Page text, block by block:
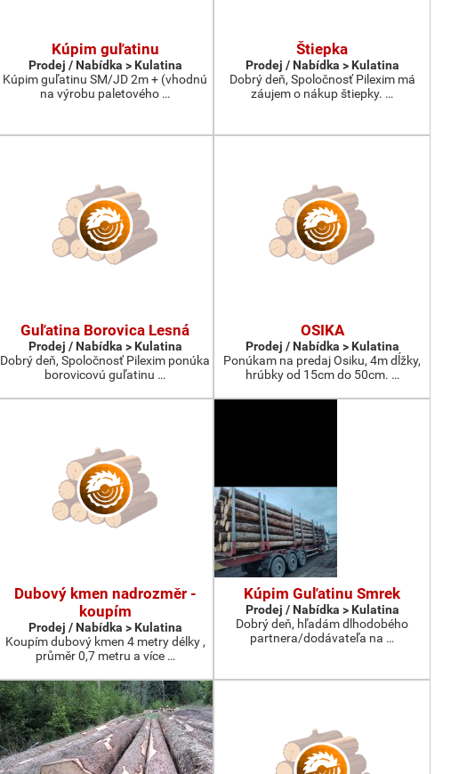
Kúpim guľatinu
Prodej / Nabídka > Kulatina
Kúpim guľatinu SM/JD 2m + (vhodnú
na výrobu paletového …
Štiepka
Prodej / Nabídka > Kulatina
Dobrý deň, Spoločnosť Pilexim má
záujem o nákup štiepky. …
Guľatina Borovica Lesná
Prodej / Nabídka > Kulatina
Dobrý deň, Spoločnosť Pilexim ponúka
borovicovú guľatinu …
OSIKA
Prodej / Nabídka > Kulatina
Ponúkam na predaj Osiku, 4m dĺžky,
hrúbky od 15cm do 50cm. …
Dubový kmen nadrozměr -
koupím
Prodej / Nabídka > Kulatina
Koupím dubový kmen 4 metry délky ,
průměr 0,7 metru a více …
Kúpim Guľatinu Smrek
Prodej / Nabídka > Kulatina
Dobrý deň, hľadám dlhodobého
partnera/dodávateľa na …